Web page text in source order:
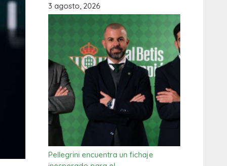
3 agosto, 2026
Pellegrini encuentra un fichaje